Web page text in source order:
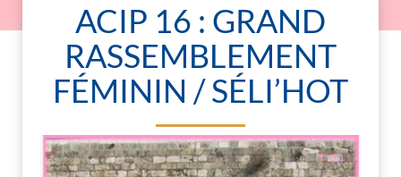
ACIP 16 : GRAND
RASSEMBLEMENT
FÉMININ / SÉLI’HOT